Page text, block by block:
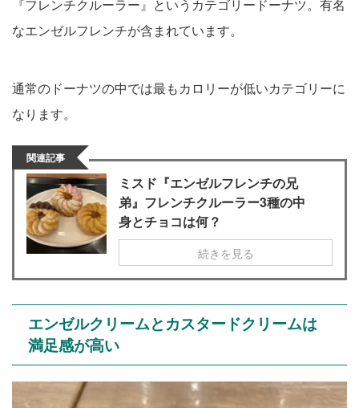
『フレンチクルーラー』というカテゴリードーナツ。有名
なエンゼルフレンチが含まれています。
通常のドーナツの中では最もカロリーが低いカテゴリーに
なります。
関連記事
ミスド『エンゼルフレンチの兄
弟』フレンチクルーラー3種の中
身とチョコは何？
続きを見る
エンゼルクリームとカスタードクリームは
満足感が高い